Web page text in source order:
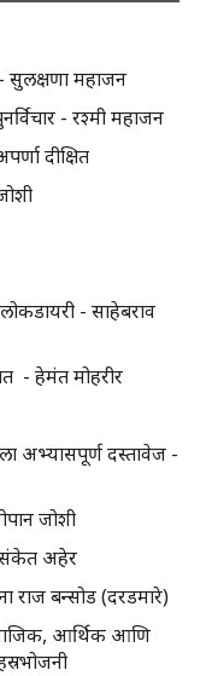
सुलक्षणा महाजन
- रश्मी महाजन
दीक्षित
- साहेबराव
- हेमंत मोहरीर
अभ्यासपूर्ण दस्तावेज -
जोशी
संकेत अहेर
राज बन्सोड (दरडमारे)
आर्थिक आणि